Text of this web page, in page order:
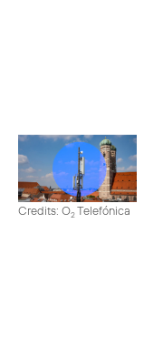
Credits: O2Telefónica